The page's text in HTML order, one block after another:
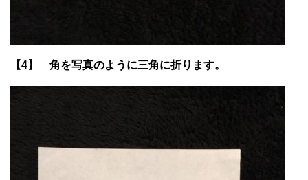
【4】 角を写真のように三角に折ります。